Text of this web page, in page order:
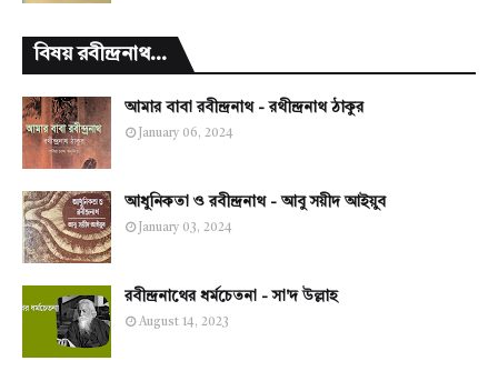
বিষয় রবীন্দ্রনাথ...
আমার বাবা রবীন্দ্রনাথ - রথীন্দ্রনাথ ঠাকুর
January 06, 2024
আধুনিকতা ও রবীন্দ্রনাথ - আবু সয়ীদ আইয়ুব
January 03, 2024
রবীন্দ্রনাথের ধর্মচেতনা - সা'দ উল্লাহ
August 14, 2023